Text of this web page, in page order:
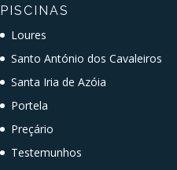
PISCINAS
Loures
Santo António dos Cavaleiros
Santa Iria de Azóia
Portela
Preçário
Testemunhos